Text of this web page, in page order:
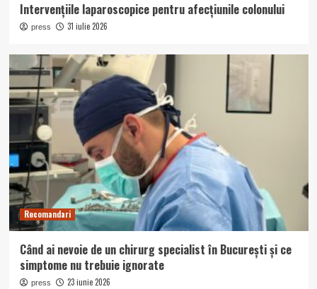
Intervențiile laparoscopice pentru afecțiunile colonului
press 31 iulie 2026
Recomandari
Când ai nevoie de un chirurg specialist în București și ce
simptome nu trebuie ignorate
press 23 iunie 2026